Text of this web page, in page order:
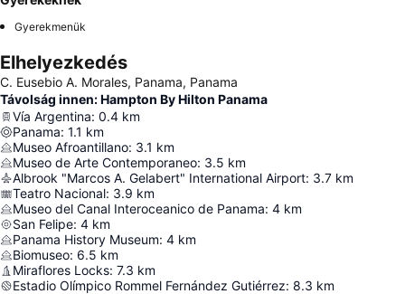
Gyerekmenük
Elhelyezkedés
C. Eusebio A. Morales, Panama, Panama
Távolság innen: Hampton By Hilton Panama
Vía Argentina: 0.4 km
Panama: 1.1 km
Museo Afroantillano: 3.1 km
Museo de Arte Contemporaneo: 3.5 km
Albrook "Marcos A. Gelabert" International Airport: 3.7 km
Teatro Nacional: 3.9 km
Museo del Canal Interoceanico de Panama: 4 km
San Felipe: 4 km
Panama History Museum: 4 km
Biomuseo: 6.5 km
Miraflores Locks: 7.3 km
Estadio Olímpico Rommel Fernández Gutiérrez: 8.3 km